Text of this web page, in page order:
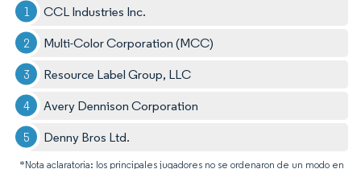
CCL Industries Inc.
Multi-Color Corporation (MCC)
Resource Label Group, LLC
Avery Dennison Corporation
Denny Bros Ltd.
*Nota aclaratoria: los principales jugadores no se ordenaron de un modo en